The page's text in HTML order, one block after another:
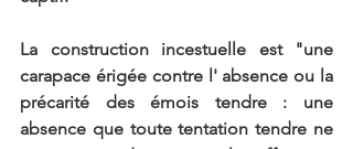
La construction incestuelle est "une
carapace érigée contre l' absence ou la
précarité des émois tendre : une
absence que toute tentation tendre ne